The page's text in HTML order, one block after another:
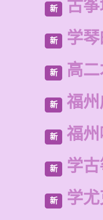
新 古
新 学
新 高
新 福
新 福
新 学
新 学